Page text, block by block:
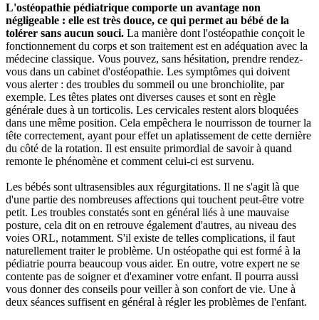
L'ostéopathie pédiatrique comporte un avantage non
négligeable : elle est très douce, ce qui permet au bébé de la
tolérer sans aucun souci. La manière dont l'ostéopathie conçoit le
fonctionnement du corps et son traitement est en adéquation avec la
médecine classique. Vous pouvez, sans hésitation, prendre rendez-
vous dans un cabinet d'ostéopathie. Les symptômes qui doivent
vous alerter : des troubles du sommeil ou une bronchiolite, par
exemple. Les têtes plates ont diverses causes et sont en règle
générale dues à un torticolis. Les cervicales restent alors bloquées
dans une même position. Cela empêchera le nourrisson de tourner la
tête correctement, ayant pour effet un aplatissement de cette dernière
du côté de la rotation. Il est ensuite primordial de savoir à quand
remonte le phénomène et comment celui-ci est survenu.
Les bébés sont ultrasensibles aux régurgitations. Il ne s'agit là que
d'une partie des nombreuses affections qui touchent peut-être votre
petit. Les troubles constatés sont en général liés à une mauvaise
posture, cela dit on en retrouve également d'autres, au niveau des
voies ORL, notamment. S'il existe de telles complications, il faut
naturellement traiter le problème. Un ostéopathe qui est formé à la
pédiatrie pourra beaucoup vous aider. En outre, votre expert ne se
contente pas de soigner et d'examiner votre enfant. Il pourra aussi
vous donner des conseils pour veiller à son confort de vie. Une à
deux séances suffisent en général à régler les problèmes de l'enfant.